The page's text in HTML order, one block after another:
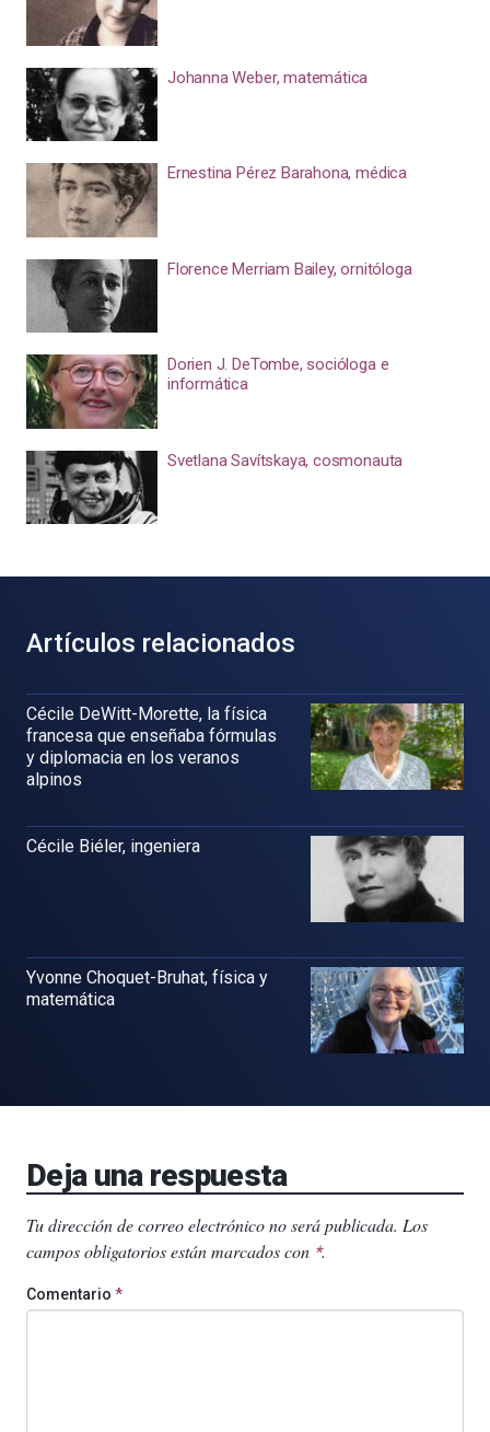
Johanna Weber, matemática
Ernestina Pérez Barahona, médica
Florence Merriam Bailey, ornitóloga
Dorien J. DeTombe, socióloga e
informática
Svetlana Savítskaya, cosmonauta
Artículos relacionados
Cécile DeWitt-Morette, la física
francesa que enseñaba fórmulas
y diplomacia en los veranos
alpinos
Cécile Biéler, ingeniera
Yvonne Choquet-Bruhat, física y
matemática
Deja una respuesta
Tu dirección de correo electrónico no será publicada. Los
campos obligatorios están marcados con *.
Comentario *